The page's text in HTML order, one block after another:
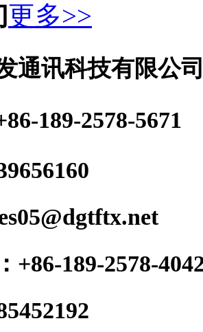
更多>>
通讯科技有限公
189-2578-5671
+86-189-2578-